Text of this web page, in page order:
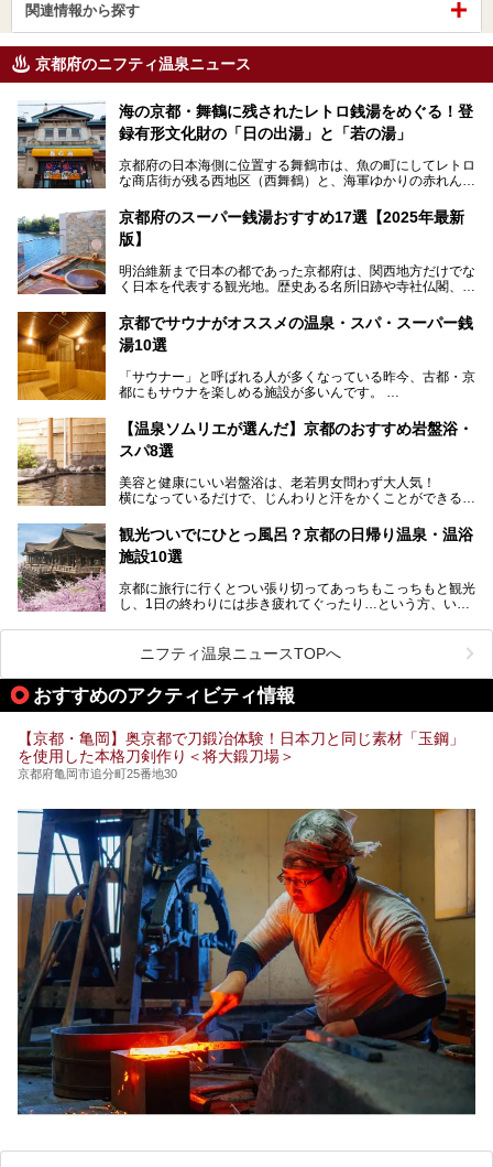
関連情報から探す
京都府のニフティ温泉ニュース
海の京都・舞鶴に残されたレトロ銭湯をめぐる！登
録有形文化財の「日の出湯」と「若の湯」
京都府の日本海側に位置する舞鶴市は、魚の町にしてレトロ
な商店街が残る西地区（西舞鶴）と、海軍ゆかりの赤れんが
ます。今回案内するのは西地区に今も残る2軒の銭湯「日の
出湯」と「若の湯」。いずれも国の登録有形文化財に指定さ
れた歴史ある建物でありながら、今も現役のお風呂屋さんで
漁師町や商店街で働く人々を支えてきたこの2軒の銭湯とと
ます。
───
この記事は京都府舞鶴市のPR記事です。
京都府のスーパー銭湯おすすめ17選【2025年最新
版】
明治維新まで日本の都であった京都府は、関西地方だけでな
く日本を代表する観光地。歴史ある名所旧跡や寺社仏閣、そ
今回は、そんな京都府で2025年現在おすすめのスーパー銭
湯を紹介します。
部でレジャー気分を満喫できる温泉施設まで、好みのスーパ
ー銭湯を探してみてくださいね。
京都でサウナがオススメの温泉・スパ・スーパー銭
湯10選
「サウナー」と呼ばれる人が多くなっている昨今、古都・京
都にもサウナを楽しめる施設が多いんです。
自分の好きなサウナを探すのもいいですが、さまざまなサウ
ナを体感してみたいですよね。
のある温浴施設を紹介します。
ウナを楽しみましょう！
【温泉ソムリエが選んだ】京都のおすすめ岩盤浴・
スパ8選
美容と健康にいい岩盤浴は、老若男女問わず大人気！
横になっているだけで、じんわりと汗をかくことができるの
地元の方はもちろん、旅先としても人気の京都。
観光のついでに岩盤浴のある温泉に浸かってリフレッシュす
今回は京都にある岩盤浴のある施設をピックアップしてご紹
観光ついでにひとっ風呂？京都の日帰り温泉・温浴
施設10選
京都に旅行に行くとつい張り切ってあっちもこっちもと観光
し、1日の終わりには歩き疲れてぐったり…という方、いま
そんな疲れた身体には温泉です！京都には、市内にも郊外に
も素晴らしい温泉がたくさんあります。そこで、日帰り利用
できるおすすめの温泉・温浴施設をまとめてみました。
ニフティ温泉ニュースTOPへ
おすすめのアクティビティ情報
【京都・亀岡】奥京都で刀鍛冶体験！日本刀と同じ素材「玉鋼」
を使用した本格刀剣作り＜将大鍛刀場＞
京都府亀岡市追分町25番地30